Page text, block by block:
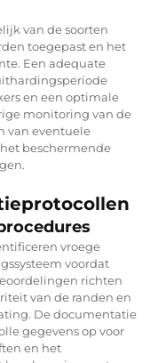
van de soorten
toegepast en het
Een adequate
en een optimale
monitoring van de
van eventuele
beschermende
vroege
voordat
richten
van de randen en
De documentatie
gegevens op voor
en het